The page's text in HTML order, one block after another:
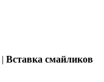
| Вставка смайликов